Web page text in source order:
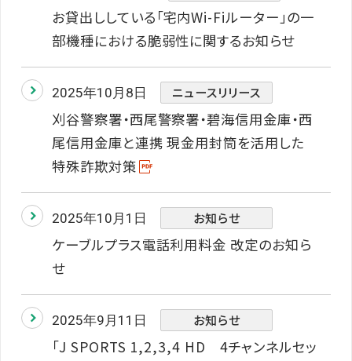
お貸出ししている「宅内Wi-Fiルーター」の一
部機種における脆弱性に関するお知らせ
2025年10月8日 ニュースリリース
刈谷警察署・西尾警察署・碧海信用金庫・西
尾信用金庫と連携 現金用封筒を活用した
特殊詐欺対策
2025年10月1日 お知らせ
ケーブルプラス電話利用料金 改定のお知ら
せ
2025年9月11日 お知らせ
「J SPORTS 1,2,3,4 HD 4チャンネルセッ